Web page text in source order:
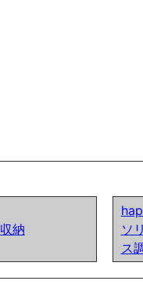
収納
ソ
ス